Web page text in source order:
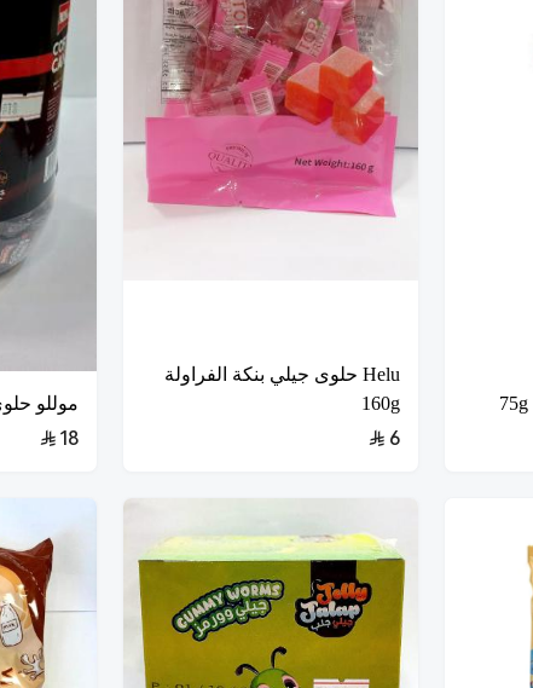
Helu حلوى جيلي بنكة الفراولة
160g
6
موللو حلوى
18